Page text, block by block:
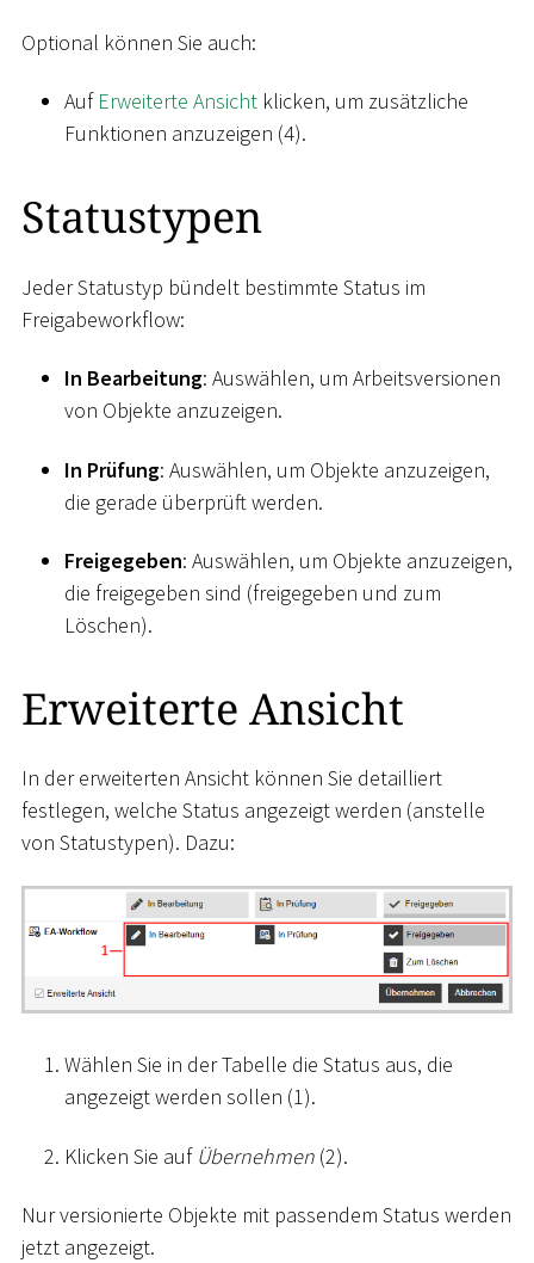
Optional können Sie auch:
Auf Erweiterte Ansicht klicken, um zusätzliche
Funktionen anzuzeigen (4).
Statustypen
Jeder Statustyp bündelt bestimmte Status im
Freigabeworkflow:
In Bearbeitung: Auswählen, um Arbeitsversionen
von Objekte anzuzeigen.
In Prüfung: Auswählen, um Objekte anzuzeigen,
die gerade überprüft werden.
Freigegeben: Auswählen, um Objekte anzuzeigen,
die freigegeben sind (freigegeben und zum
Löschen).
Erweiterte Ansicht
In der erweiterten Ansicht können Sie detailliert
festlegen, welche Status angezeigt werden (anstelle
von Statustypen). Dazu:
Wählen Sie in der Tabelle die Status aus, die
angezeigt werden sollen (1).
Klicken Sie auf Übernehmen (2).
Nur versionierte Objekte mit passendem Status werden
jetzt angezeigt.